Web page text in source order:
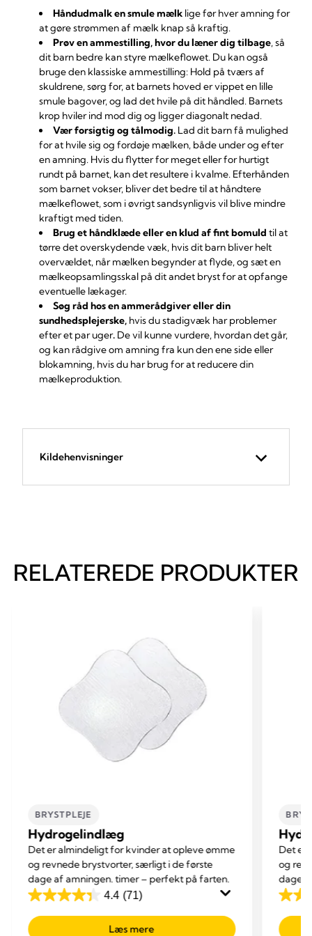
Håndudmalk en smule mælk lige før hver amning for
at gøre strømmen af mælk knap så kraftig.
Prøv en ammestilling, hvor du læner dig tilbage, så
dit barn bedre kan styre mælkeflowet. Du kan også
bruge den klassiske ammestilling: Hold på tværs af
skuldrene, sørg for, at barnets hoved er vippet en lille
smule bagover, og lad det hvile på dit håndled. Barnets
krop hviler ind mod dig og ligger diagonalt nedad.
Vær forsigtig og tålmodig. Lad dit barn få mulighed
for at hvile sig og fordøje mælken, både under og efter
en amning. Hvis du flytter for meget eller for hurtigt
rundt på barnet, kan det resultere i kvalme. Efterhånden
som barnet vokser, bliver det bedre til at håndtere
mælkeflowet, som i øvrigt sandsynligvis vil blive mindre
kraftigt med tiden.
Brug et håndklæde eller en klud af fint bomuld til at
tørre det overskydende væk, hvis dit barn bliver helt
overvældet, når mælken begynder at flyde, og sæt en
mælkeopsamlingsskal på dit andet bryst for at opfange
eventuelle lækager.
Søg råd hos en ammerådgiver eller din
sundhedsplejerske, hvis du stadigvæk har problemer
efter et par uger. De vil kunne vurdere, hvordan det går,
og kan rådgive om amning fra kun den ene side eller
blokamning, hvis du har brug for at reducere din
mælkeproduktion.
Kildehenvisninger
RELATEREDE PRODUKTER
BRYSTPLEJE
Hydrogelindlæg
Det er almindeligt for kvinder at opleve ømme
og revnede brystvorter, særligt i de første
dage af amningen. timer – perfekt på farten.
4.4 (71)
4.4
ud
Læs mere
Det er
og
dage
4.4
ud